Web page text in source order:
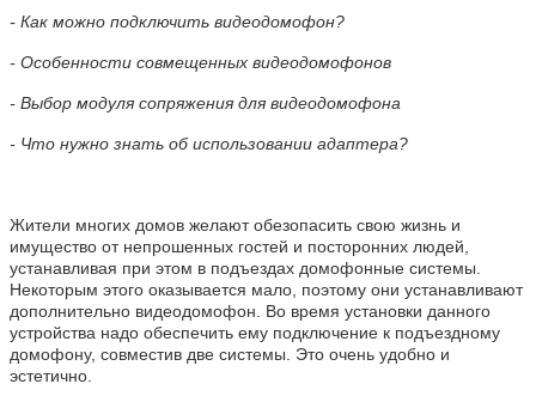
- Как можно подключить видеодомофон?
- Особенности совмещенных видеодомофонов
- Выбор модуля сопряжения для видеодомофона
- Что нужно знать об использовании адаптера?
Жители многих домов желают обезопасить свою жизнь и
имущество от непрошенных гостей и посторонних людей,
устанавливая при этом в подъездах домофонные системы.
Некоторым этого оказывается мало, поэтому они устанавливают
дополнительно видеодомофон. Во время установки данного
устройства надо обеспечить ему подключение к подъездному
домофону, совместив две системы. Это очень удобно и
эстетично.